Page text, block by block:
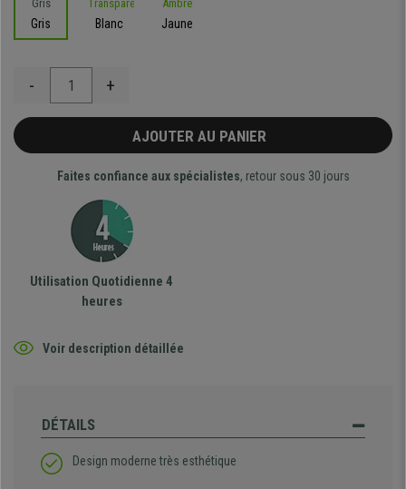
Gris Blanc Jaune
- +
AJOUTER AU PANIER
Faites confiance aux spécialistes, retour sous 30 jours
Utilisation Quotidienne 4
heures
Voir description détaillée
DÉTAILS
Design moderne très esthétique